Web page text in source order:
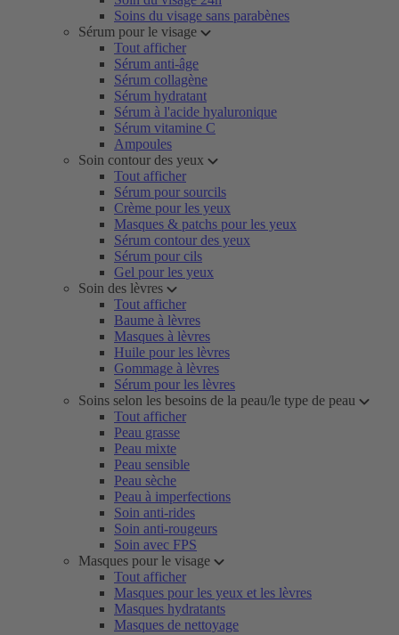
Soins du visage sans parabènes
Sérum pour le visage
Tout afficher
Sérum anti-âge
Sérum collagène
Sérum hydratant
Sérum à l'acide hyaluronique
Sérum vitamine C
Ampoules
Soin contour des yeux
Tout afficher
Sérum pour sourcils
Crème pour les yeux
Masques & patchs pour les yeux
Sérum contour des yeux
Sérum pour cils
Gel pour les yeux
Soin des lèvres
Tout afficher
Baume à lèvres
Masques à lèvres
Huile pour les lèvres
Gommage à lèvres
Sérum pour les lèvres
Soins selon les besoins de la peau/le type de peau
Tout afficher
Peau grasse
Peau mixte
Peau sensible
Peau sèche
Peau à imperfections
Soin anti-rides
Soin anti-rougeurs
Soin avec FPS
Masques pour le visage
Tout afficher
Masques pour les yeux et les lèvres
Masques hydratants
Masques de nettoyage